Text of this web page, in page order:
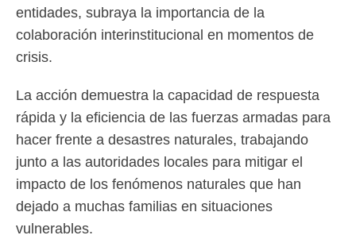
entidades, subraya la importancia de la
colaboración interinstitucional en momentos de
crisis.
La acción demuestra la capacidad de respuesta
rápida y la eficiencia de las fuerzas armadas para
hacer frente a desastres naturales, trabajando
junto a las autoridades locales para mitigar el
impacto de los fenómenos naturales que han
dejado a muchas familias en situaciones
vulnerables.